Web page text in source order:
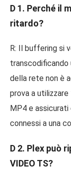
D 1. Perché il
ritardo?
R: Il buffering si
transcodificando
della rete non è
prova a
MP4 e
connessi a una
D 2. Plex può
VIDEO TS?